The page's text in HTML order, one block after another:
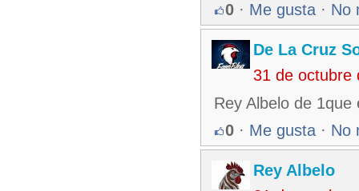
0 · Me gusta · No
De La Cruz
31 de octubre
Rey Albelo de
0 · Me gusta · No
Rey Albelo